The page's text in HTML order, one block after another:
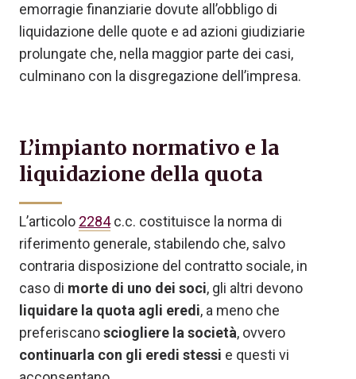
emorragie finanziarie dovute all’obbligo di
liquidazione delle quote e ad azioni giudiziarie
prolungate che, nella maggior parte dei casi,
culminano con la disgregazione dell’impresa.
L’impianto normativo e la
liquidazione della quota
L’articolo 2284c.c. costituisce la norma di
riferimento generale, stabilendo che, salvo
contraria disposizione del contratto sociale, in
caso di morte di uno dei soci, gli altri devono
liquidare la quota agli eredi, a meno che
preferiscanosciogliere la società, ovvero
continuarla con gli eredi stessi e questi vi